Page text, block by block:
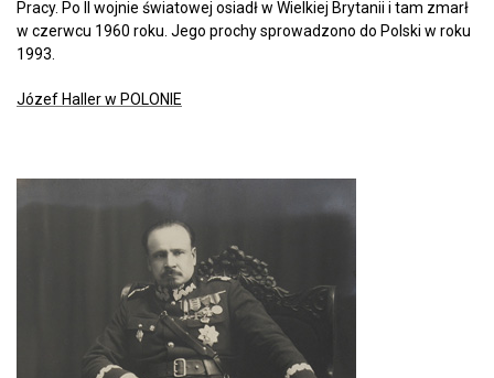
Pracy. Po II wojnie światowej osiadł w Wielkiej Brytanii i tam zmarł
w czerwcu 1960 roku. Jego prochy sprowadzono do Polski w roku
1993.
Józef Haller w POLONIE